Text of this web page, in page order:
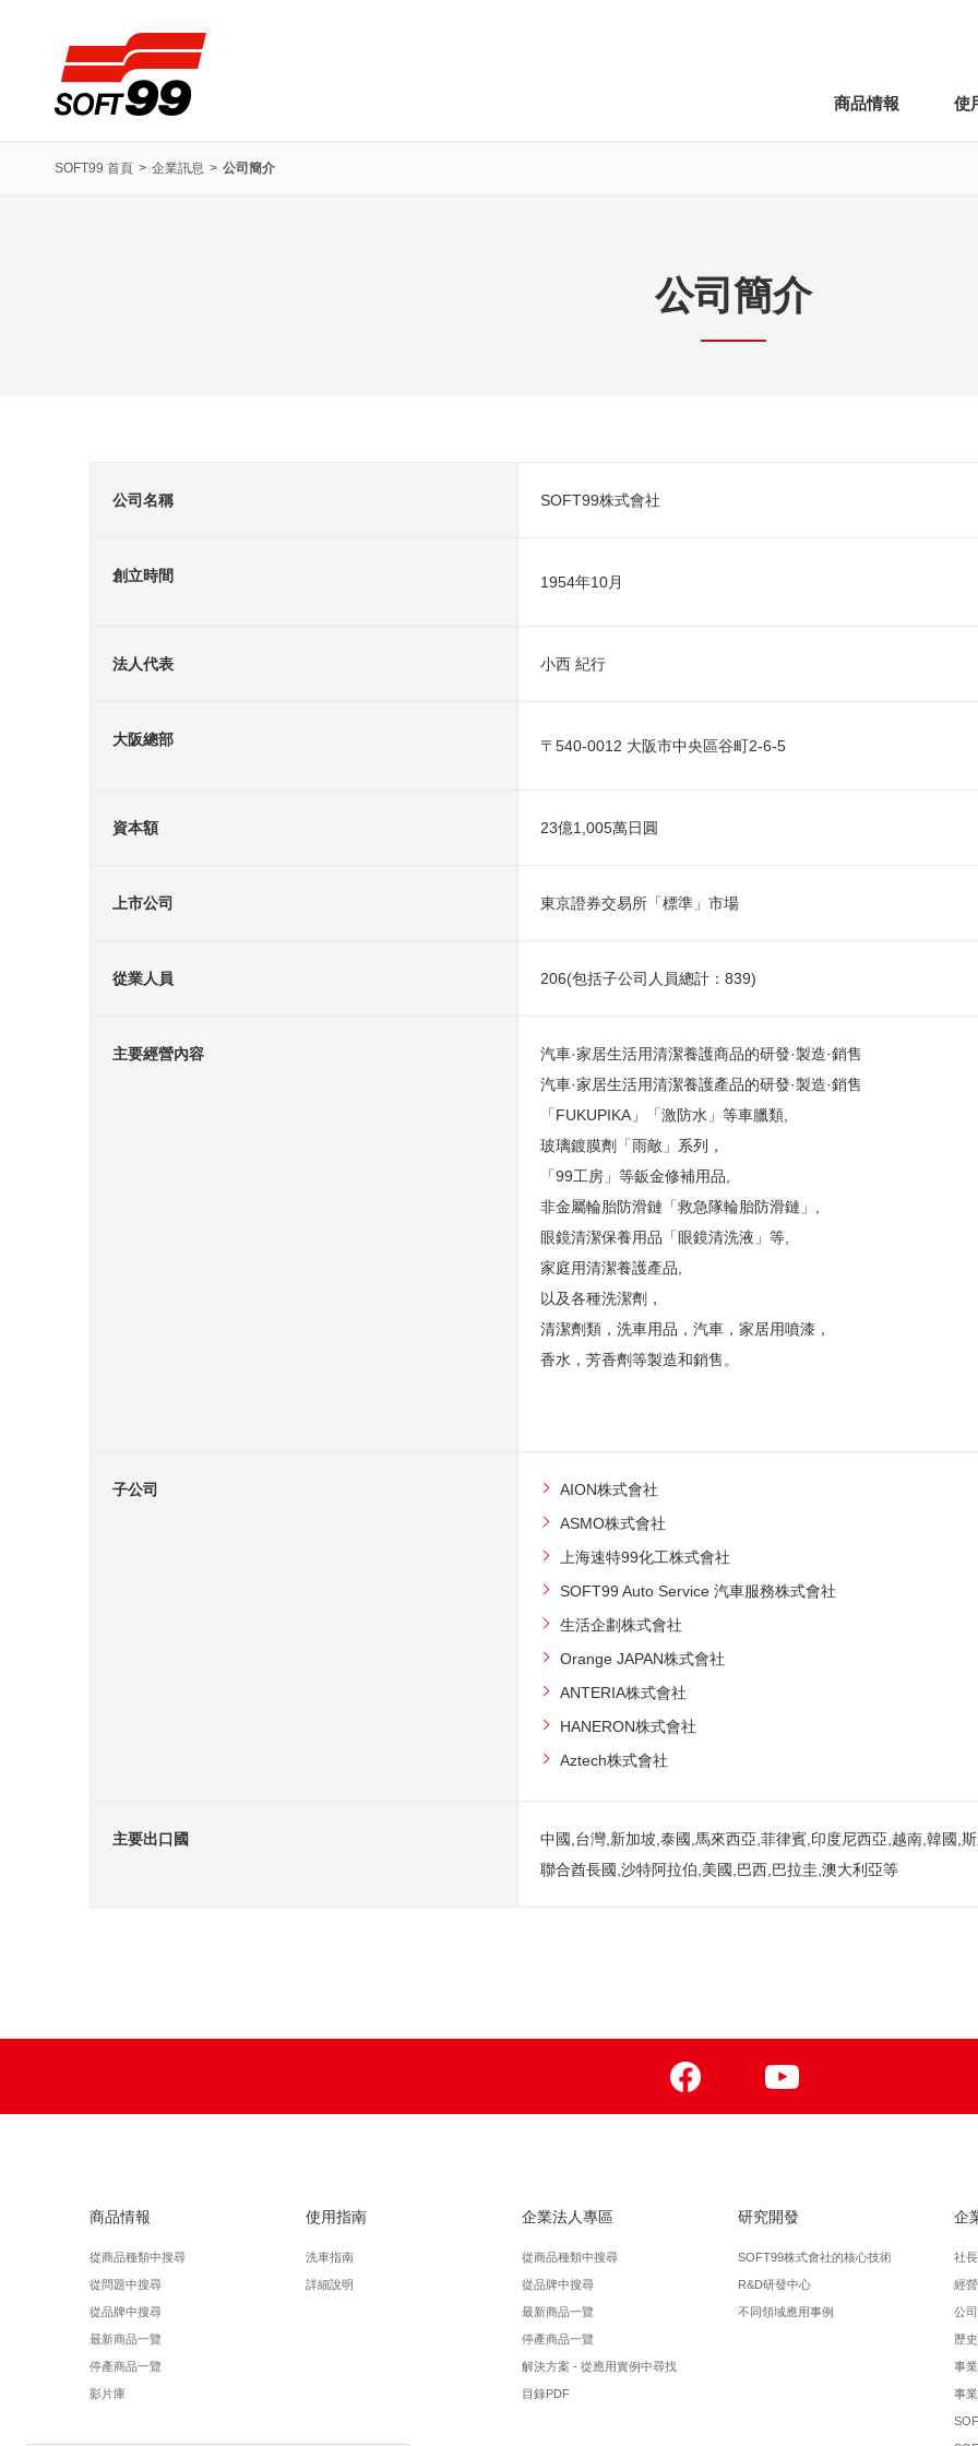
商品情報 使
SOFT99 首頁 企業訊息 公司簡介
公司簡介
公司名稱 SOFT99株式會社
創立時間 1954年10月
法人代表 小西 紀行
大阪總部 〒540-0012 大阪市中央區谷町2-6-5
資本額 23億1,005萬日圓
上市公司 東京證券交易所「標準」市場
從業人員 206(包括子公司人員總計：839)
主要經營內容
汽車·家居生活用清潔養護商品的研發·製造·銷售
汽車·家居生活用清潔養護產品的研發·製造·銷售
「FUKUPIKA」「激防水」等車臘類,
玻璃鍍膜劑「雨敵」系列，
「99工房」等鈑金修補用品,
非金屬輪胎防滑鏈「救急隊輪胎防滑鏈」,
眼鏡清潔保養用品「眼鏡清洗液」等,
家庭用清潔養護產品,
以及各種洗潔劑，
清潔劑類，洗車用品，汽車，家居用噴漆，
香水，芳香劑等製造和銷售。
子公司
AION株式會社
ASMO株式會社
上海速特99化工株式會社
SOFT99 Auto Service 汽車服務株式會社
生活企劃株式會社
Orange JAPAN株式會社
ANTERIA株式會社
HANERON株式會社
Aztech株式會社
主要出口國
中國,台灣,新加坡,泰國,馬來西亞,菲律賓,印度尼西亞,越南,韓國,
聯合酋長國,沙特阿拉伯,美國,巴西,巴拉圭,澳大利亞等
商品情報
從商品種類中搜尋
從問題中搜尋
從品牌中搜尋
最新商品一覽
停產商品一覽
影片庫
使用指南
洗車指南
詳細說明
企業法人專區
從商品種類中搜尋
從品牌中搜尋
最新商品一覽
停產商品一覽
解決方案 - 從應用實例中尋找
目錄PDF
研究開發
SOFT99株式會社的核心技術
R&D研發中心
不同領域應用事例
企
社
經
公
歷
事
事